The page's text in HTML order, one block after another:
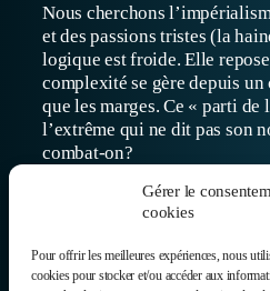
Gérer le
cookies
Pour offrir les meilleures expériences, nous
cookies pour stocker et/ou accéder aux
Nous cherchons
et des passions tristes (la
logique est froide. Elle
complexité se gère depuis
que les marges. Ce « parti de
l’extrême qui ne dit pas son
combat-on?